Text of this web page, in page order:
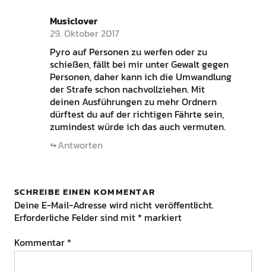
Musiclover
29. Oktober 2017
Pyro auf Personen zu werfen oder zu
schießen, fällt bei mir unter Gewalt gegen
Personen, daher kann ich die Umwandlung
der Strafe schon nachvollziehen. Mit
deinen Ausführungen zu mehr Ordnern
dürftest du auf der richtigen Fährte sein,
zumindest würde ich das auch vermuten.
Antworten
SCHREIBE EINEN KOMMENTAR
Deine E-Mail-Adresse wird nicht veröffentlicht.
Erforderliche Felder sind mit * markiert
Kommentar *